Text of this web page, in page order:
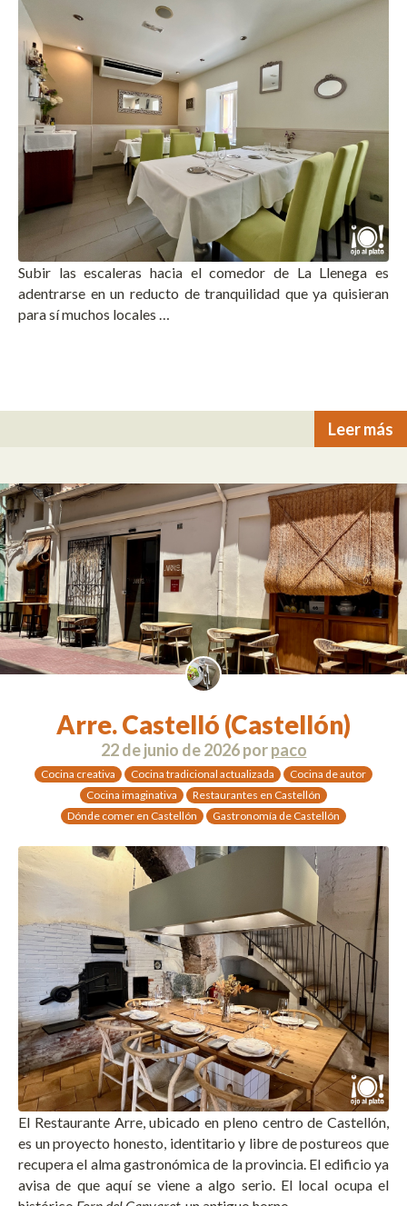
Subir las escaleras hacia el comedor de La Llenega es
adentrarse en un reducto de tranquilidad que ya quisieran
para sí muchos locales …
Leer más
Arre. Castelló (Castellón)
22 de junio de 2026porpaco
Cocina creativa Cocina tradicional actualizada
Cocina de autor
Cocina imaginativa
Restaurantes en Castellón
Dónde comer en Castellón
Gastronomía de Castellón
El Restaurante Arre, ubicado en pleno centro de Castellón,
es un proyecto honesto, identitario y libre de postureos que
recupera el alma gastronómica de la provincia. El edificio ya
avisa de que aquí se viene a algo serio. El local ocupa el